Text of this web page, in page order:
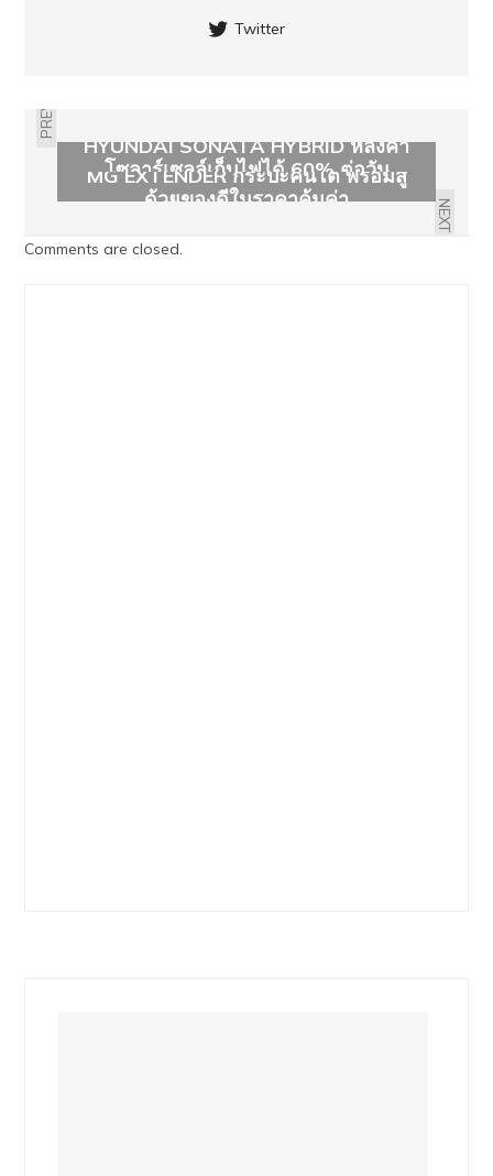
Twitter
PREVIOUS
HYUNDAI SONATA HYBRID หลังคา
โซลาร์เซลล์เก็บไฟได้ 60% ต่อวัน
NEXT
MG EXTENDER กระบะคันโต พร้อมสู้
ด้วยของดีในราคาคุ้มค่า
Comments are closed.